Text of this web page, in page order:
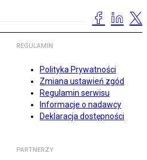
REGULAMIN
Polityka Prywatności
Zmiana ustawień zgód
Regulamin serwisu
Informacje o nadawcy
Deklaracja dostępności
PARTNERZY